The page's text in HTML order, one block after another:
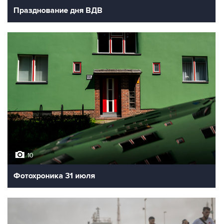
Празднование дня ВДВ
10
Фотохроника 31 июля